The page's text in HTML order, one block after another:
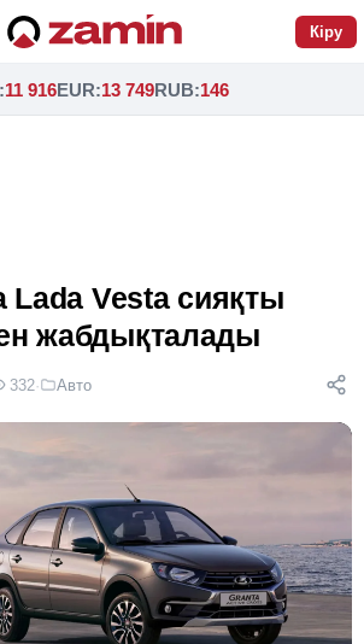
Кіру
11 916EUR:13 749RUB:146
Lada Vesta сияқты
жабдықталады
332· Авто